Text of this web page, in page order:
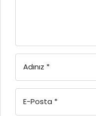
Adınız *
E-Posta *